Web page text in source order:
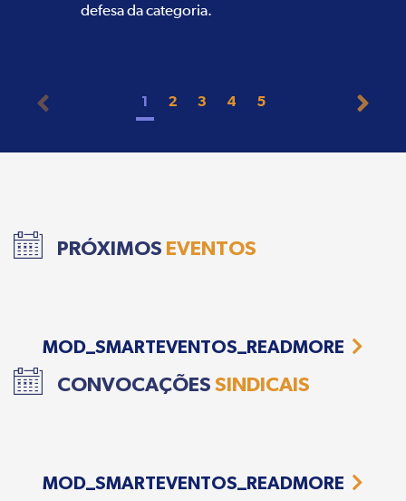
defesa da categoria.
1 2 3 4 5
PRÓXIMOS EVENTOS
MOD_SMARTEVENTOS_READMORE
CONVOCAÇÕESSINDICAIS
MOD_SMARTEVENTOS_READMORE